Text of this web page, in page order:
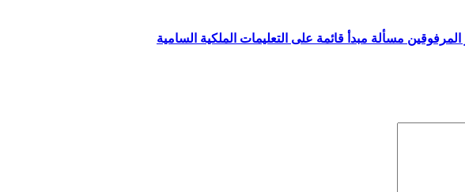
مسألة مبدأ قائمة على التعليمات الملكية السامية